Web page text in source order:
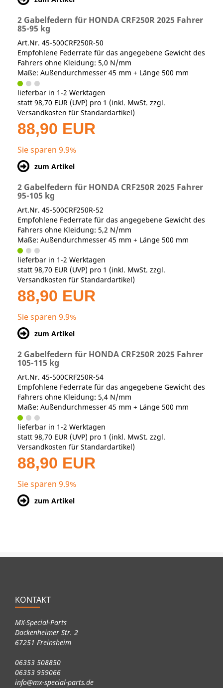
2 Gabelfedern für HONDA CRF250R 2025 Fahrer
85-95 kg
Art.Nr. 45-500CRF250R-50
Empfohlene Federrate für das angegebene Gewicht des
Fahrers ohne Kleidung: 5,0 N/mm
Maße: Außendurchmesser 45 mm + Länge 500 mm
lieferbar in 1-2 Werktagen
statt 98,70 EUR (UVP) pro 1 (inkl. MwSt. zzgl.
Versandkosten für Standardartikel)
88,90 EUR
Sie sparen 9.9%
zum Artikel
2 Gabelfedern für HONDA CRF250R 2025 Fahrer
95-105 kg
Art.Nr. 45-500CRF250R-52
Empfohlene Federrate für das angegebene Gewicht des
Fahrers ohne Kleidung: 5,2 N/mm
Maße: Außendurchmesser 45 mm + Länge 500 mm
lieferbar in 1-2 Werktagen
statt 98,70 EUR (UVP) pro 1 (inkl. MwSt. zzgl.
Versandkosten für Standardartikel)
88,90 EUR
Sie sparen 9.9%
zum Artikel
2 Gabelfedern für HONDA CRF250R 2025 Fahrer
105-115 kg
Art.Nr. 45-500CRF250R-54
Empfohlene Federrate für das angegebene Gewicht des
Fahrers ohne Kleidung: 5,4 N/mm
Maße: Außendurchmesser 45 mm + Länge 500 mm
lieferbar in 1-2 Werktagen
statt 98,70 EUR (UVP) pro 1 (inkl. MwSt. zzgl.
Versandkosten für Standardartikel)
88,90 EUR
Sie sparen 9.9%
zum Artikel
KONTAKT
MX-Special-Parts
Dackenheimer Str. 2
67251 Freinsheim
06353 508850
06353 959066
info@mx-special-parts.de